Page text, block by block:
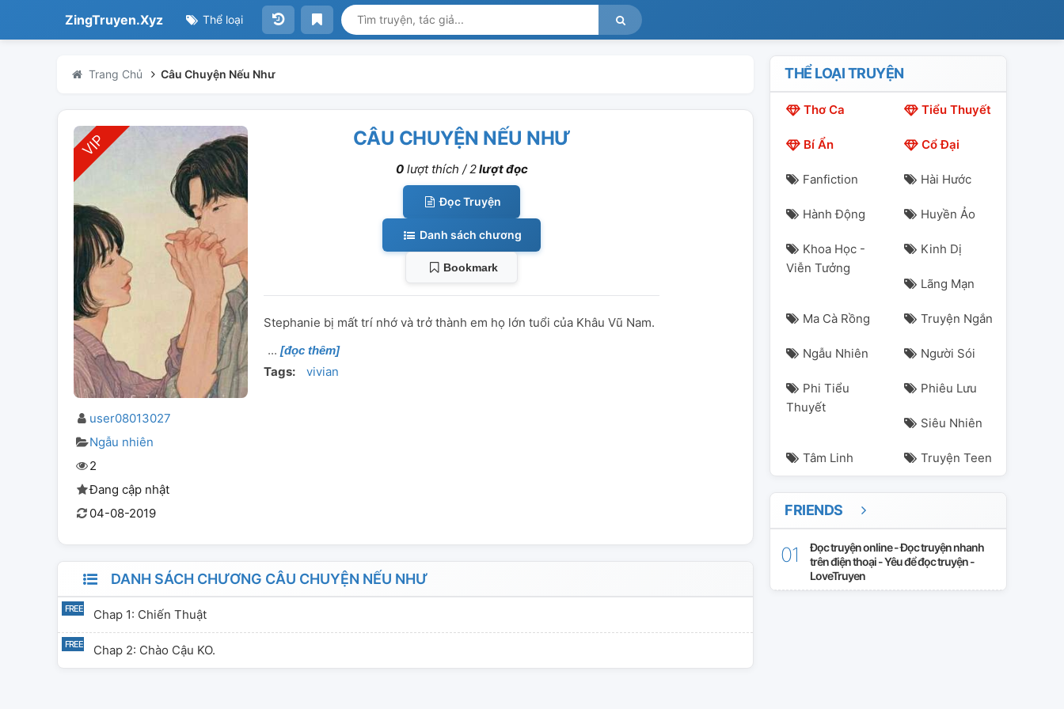
ZingTruyen.Xyz Thể loại
Trang Chủ Câu Chuyện Nếu Như
user08013027
Ngẫu nhiên
2
Đang cập nhật
04-08-2019
CÂU CHUYỆN NẾU NHƯ
0lượt thích /2lượt đọc
Đọc Truyện
Danh sách chương
Bookmark
Stephanie bị mất trí nhớ và trở thành em họ lớn tuổi của Khâu Vũ Nam.
[đọc thêm]
Tags: vivian
DANH SÁCH CHƯƠNG CÂU CHUYỆN NẾU NHƯ
Chap 1: Chiến Thuật
Chap 2: Chào Cậu KO.
THỂ LOẠI TRUYỆN
Thơ Ca Tiểu Thuyết
Bí Ẩn Cổ Đại
Fanfiction Hài Hước
Hành Động Huyền Ảo
Khoa Học -
Viễn Tưởng
Kinh Dị
Lãng Mạn
Ma Cà Rồng Truyện Ngắn
Ngẫu Nhiên Người Sói
Phi Tiểu
Thuyết
Phiêu Lưu
Siêu Nhiên
Tâm Linh Truyện Teen
FRIENDS
Đọc truyện online - Đọc truyện nhanh
trên điện thoại - Yêu để đọc truyện -
LoveTruyen